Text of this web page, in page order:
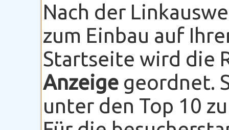
Nach der
zum Einbau auf
Startseite wird die
Anzeigegeordnet.
unter den Top 10